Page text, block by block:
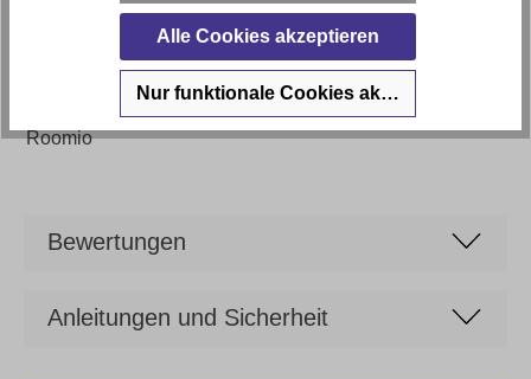
Artikel Bezeichnung
Roomio 4105 Sofa 3-Sitzer mit Holzrahmen in Stoff
Roomio
Bewertungen
Anleitungen und Sicherheit
Alle Cookies akzeptieren
Nur funktionale Cookies akzeptieren